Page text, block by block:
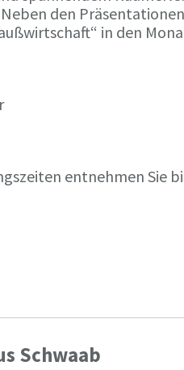
den
in den
entnehmen Sie
Schwaab